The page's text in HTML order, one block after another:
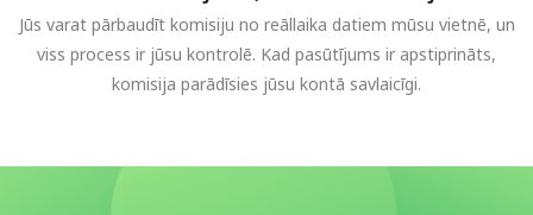
Jūs varat pārbaudīt komisiju no reāllaika datiem mūsu vietnē, un
viss process ir jūsu kontrolē. Kad pasūtījums ir apstiprināts,
komisija parādīsies jūsu kontā savlaicīgi.